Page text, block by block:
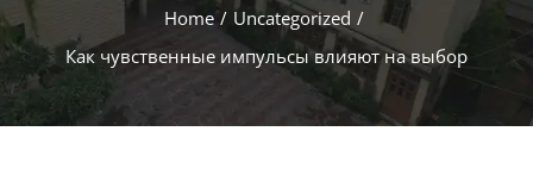
Science Lab
Mandatory Disclosure
Home / Uncategorized /
Как чувственные импульсы влияют на выбор